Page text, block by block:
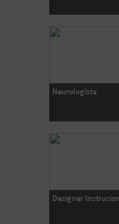
Neurologista
Designer